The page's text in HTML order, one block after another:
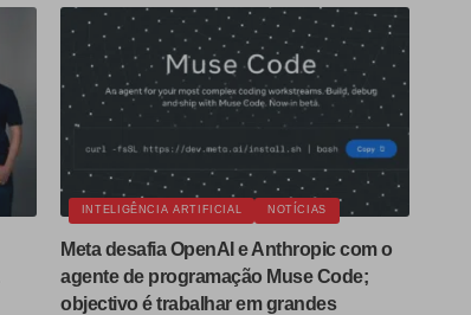
INTELIGÊNCIA ARTIFICIAL NOTÍCIAS
Meta desafia OpenAI e Anthropic com o
agente de programação Muse Code;
objectivo é trabalhar em grandes